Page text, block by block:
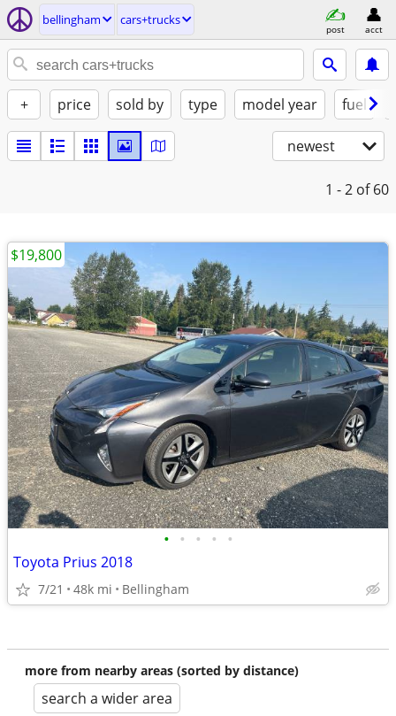
bellingham cars+trucks
post acct
+ price sold by type model year fuel
newest
1 - 2 of 60
• • • • •
Toyota Prius 2018
7/21 48k mi Bellingham
$19,800
more from nearby areas (sorted by distance)
search a wider area